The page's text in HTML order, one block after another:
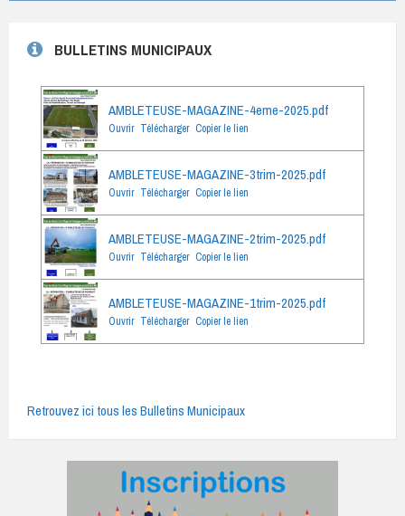
BULLETINS MUNICIPAUX
AMBLETEUSE-MAGAZINE-4eme-2025.pdf
Ouvrir Télécharger Copier le lien
AMBLETEUSE-MAGAZINE-3trim-2025.pdf
Ouvrir Télécharger Copier le lien
AMBLETEUSE-MAGAZINE-2trim-2025.pdf
Ouvrir Télécharger Copier le lien
AMBLETEUSE-MAGAZINE-1trim-2025.pdf
Ouvrir Télécharger Copier le lien
Retrouvez ici tous les Bulletins Municipaux